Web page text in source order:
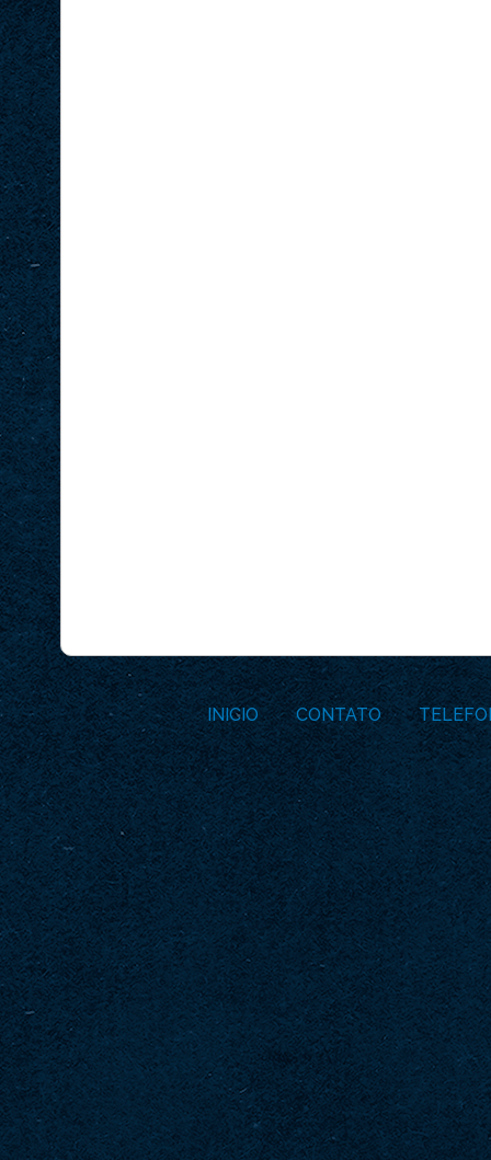
INICIO CONTATO